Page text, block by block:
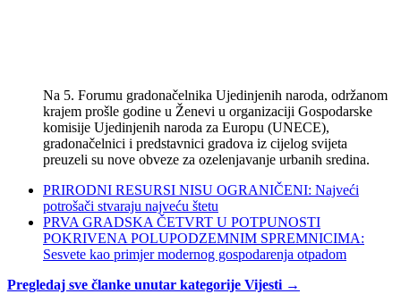
Na 5. Forumu gradonačelnika Ujedinjenih naroda, održanom
krajem prošle godine u Ženevi u organizaciji Gospodarske
komisije Ujedinjenih naroda za Europu (UNECE),
gradonačelnici i predstavnici gradova iz cijelog svijeta
preuzeli su nove obveze za ozelenjavanje urbanih sredina.
PRIRODNI RESURSI NISU OGRANIČENI: Najveći
potrošači stvaraju najveću štetu
PRVA GRADSKA ČETVRT U POTPUNOSTI
POKRIVENA POLUPODZEMNIM SPREMNICIMA:
Sesvete kao primjer modernog gospodarenja otpadom
Pregledaj sve članke unutar kategorije Vijesti →